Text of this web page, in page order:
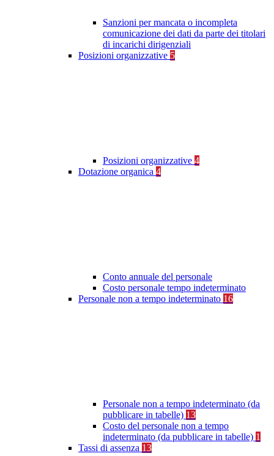
Sanzioni per mancata o incompleta
comunicazione dei dati da parte dei titolari
di incarichi dirigenziali
Posizioni organizzative 5
Posizioni organizzative 4
Dotazione organica 4
Conto annuale del personale
Costo personale tempo indeterminato
Personale non a tempo indeterminato 16
Personale non a tempo indeterminato (da
pubblicare in tabelle) 13
Costo del personale non a tempo
indeterminato (da pubblicare in tabelle) 1
Tassi di assenza 13